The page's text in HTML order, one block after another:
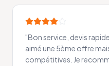
"Bon service, devis
aimé une 5ème offre
compétitives. Je